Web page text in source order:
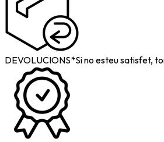
DEVOLUCIONS*Si no esteu satisfet,